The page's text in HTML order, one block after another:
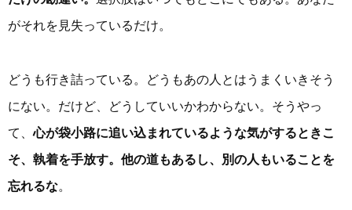
がそれを見失っているだけ。
どうも行き詰っている。どうもあの人とはうまくいきそう
にない。だけど、どうしていいかわからない。そうやっ
て、心が袋小路に追い込まれているような気がするときこ
そ、執着を手放す。他の道もあるし、別の人もいることを
忘れるな。